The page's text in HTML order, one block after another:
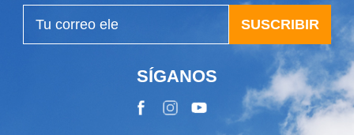
SUSCRIBIR
SÍGANOS